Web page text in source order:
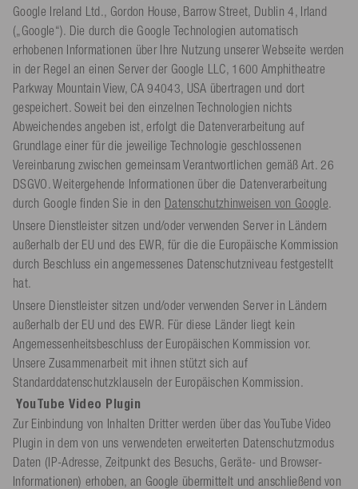
Google Ireland Ltd., Gordon House, Barrow Street, Dublin 4, Irland
(„Google“). Die durch die Google Technologien automatisch
erhobenen Informationen über Ihre Nutzung unserer Webseite werden
in der Regel an einen Server der Google LLC, 1600 Amphitheatre
Parkway Mountain View, CA 94043, USA übertragen und dort
gespeichert. Soweit bei den einzelnen Technologien nichts
Abweichendes angeben ist, erfolgt die Datenverarbeitung auf
Grundlage einer für die jeweilige Technologie geschlossenen
Vereinbarung zwischen gemeinsam Verantwortlichen gemäß Art. 26
DSGVO. Weitergehende Informationen über die Datenverarbeitung
durch Google finden Sie in den Datenschutzhinweisen von Google.
Unsere Dienstleister sitzen und/oder verwenden Server in Ländern
außerhalb der EU und des EWR, für die die Europäische Kommission
durch Beschluss ein angemessenes Datenschutzniveau festgestellt
hat.
Unsere Dienstleister sitzen und/oder verwenden Server in Ländern
außerhalb der EU und des EWR. Für diese Länder liegt kein
Angemessenheitsbeschluss der Europäischen Kommission vor.
Unsere Zusammenarbeit mit ihnen stützt sich auf
Standarddatenschutzklauseln der Europäischen Kommission.
YouTube Video Plugin
Zur Einbindung von Inhalten Dritter werden über das YouTube Video
Plugin in dem von uns verwendeten erweiterten Datenschutzmodus
Daten (IP-Adresse, Zeitpunkt des Besuchs, Geräte- und Browser-
Informationen) erhoben, an Google übermittelt und anschließend von